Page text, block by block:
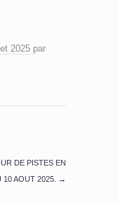
2025 par
DE PISTES EN
10 AOUT 2025.
→